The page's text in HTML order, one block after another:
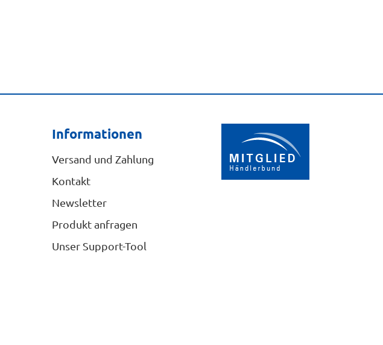
Informationen
Versand und Zahlung
Kontakt
Newsletter
Produkt anfragen
Unser Support-Tool